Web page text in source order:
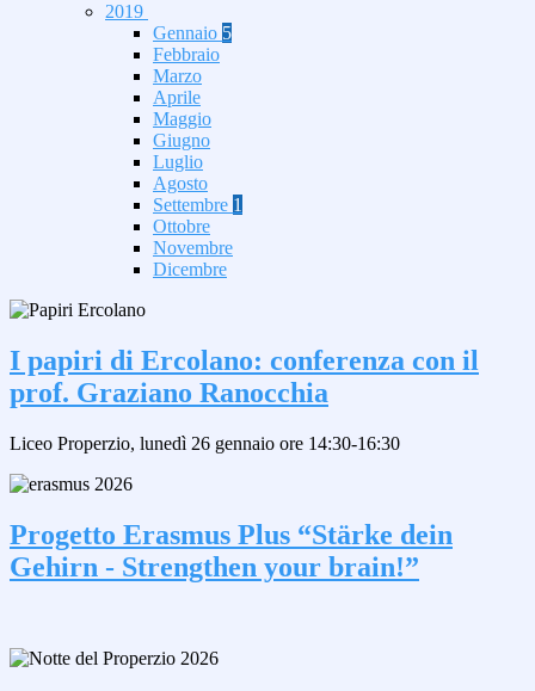
2019
Gennaio 5
Febbraio
Marzo
Aprile
Maggio
Giugno
Luglio
Agosto
Settembre 1
Ottobre
Novembre
Dicembre
I papiri di Ercolano: conferenza con il
prof. Graziano Ranocchia
Liceo Properzio, lunedì 26 gennaio ore 14:30-16:30
Progetto Erasmus Plus “Stärke dein
Gehirn - Strengthen your brain!”